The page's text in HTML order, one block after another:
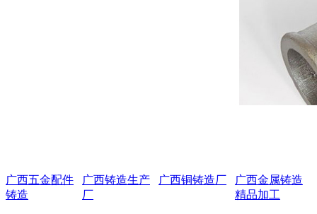
广西五金配件
铸造
广西铸造生产
厂
广西铜铸造厂
广西金属铸造
精品加工